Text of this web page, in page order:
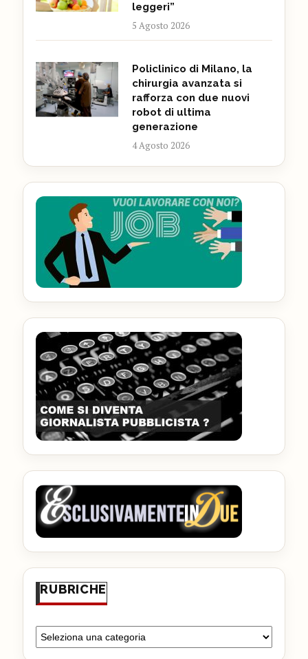
leggeri”
5 Agosto 2026
Policlinico di Milano, la
chirurgia avanzata si
rafforza con due nuovi
robot di ultima
generazione
4 Agosto 2026
RUBRICHE